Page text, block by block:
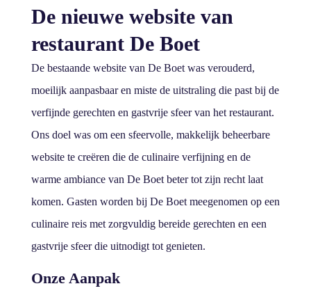
De nieuwe website van
restaurant De Boet
De bestaande website van De Boet was verouderd,
moeilijk aanpasbaar en miste de uitstraling die past bij de
verfijnde gerechten en gastvrije sfeer van het restaurant.
Ons doel was om een sfeervolle, makkelijk beheerbare
website te creëren die de culinaire verfijning en de
warme ambiance van De Boet beter tot zijn recht laat
komen. Gasten worden bij De Boet meegenomen op een
culinaire reis met zorgvuldig bereide gerechten en een
gastvrije sfeer die uitnodigt tot genieten.
Onze Aanpak